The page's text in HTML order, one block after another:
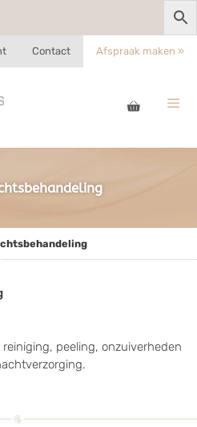
Contact Afspraak maken »
peeling, onzuiverheden